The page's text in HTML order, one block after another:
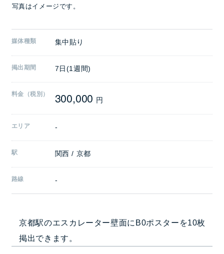
写真はイメージです。
媒体種類 集中貼り
掲出期間 7日(1週間)
料金（税別） 300,000 円
エリア -
駅 関西 / 京都
路線 -
京都駅のエスカレーター壁面にB0ポスターを10枚
掲出できます。